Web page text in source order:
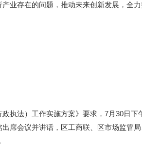
业存在的问题，推动未来创新发展，全
执法）工作实施方案》要求，7月30日下
席会议并讲话，区工商联、区市场监管